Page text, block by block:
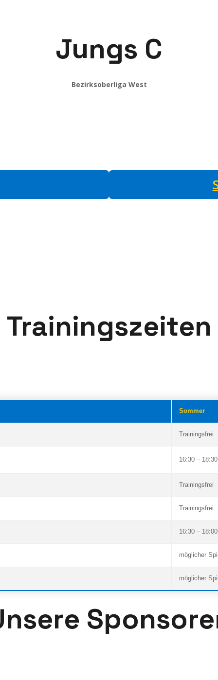
Jungs C
Bezirksoberliga West
Trainingszeiten
Sommer
Trainingsfrei
16:30 –
Trainingsfrei
Trainingsfrei
16:30 –
möglicher
möglicher